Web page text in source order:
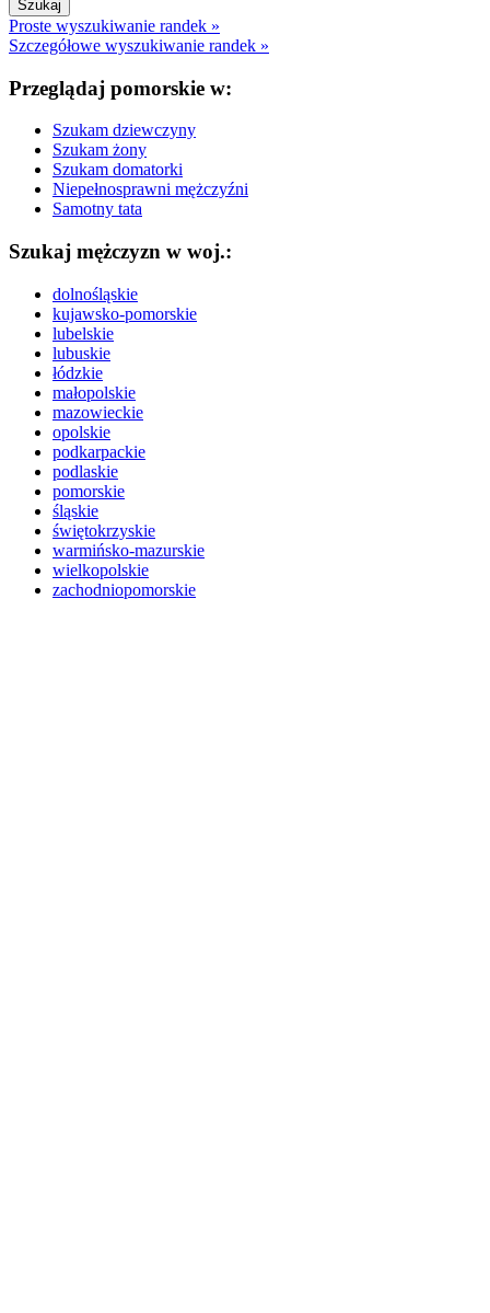
Proste wyszukiwanie randek »
Szczegółowe wyszukiwanie randek »
Przeglądaj pomorskie w:
Szukam dziewczyny
Szukam żony
Szukam domatorki
Niepełnosprawni mężczyźni
Samotny tata
Szukaj mężczyzn w woj.:
dolnośląskie
kujawsko-pomorskie
lubelskie
lubuskie
łódzkie
małopolskie
mazowieckie
opolskie
podkarpackie
podlaskie
pomorskie
śląskie
świętokrzyskie
warmińsko-mazurskie
wielkopolskie
zachodniopomorskie